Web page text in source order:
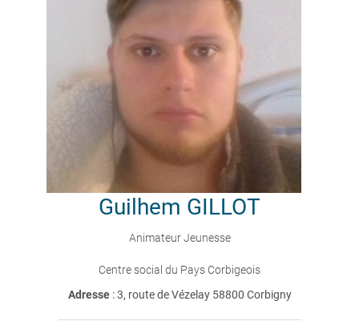
Guilhem GILLOT
Animateur Jeunesse
Centre social du Pays Corbigeois
Adresse : 3, route de Vézelay 58800 Corbigny